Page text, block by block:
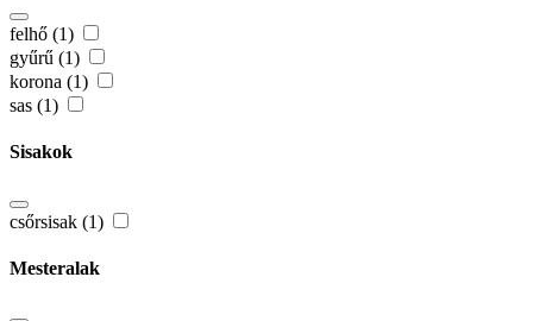
felhő (1)
gyűrű (1)
korona (1)
sas (1)
Sisakok
csőrsisak (1)
Mesteralak